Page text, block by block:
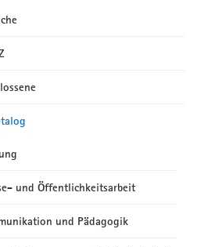
und Öffentlichkeitsarbeit
und Pädagogik